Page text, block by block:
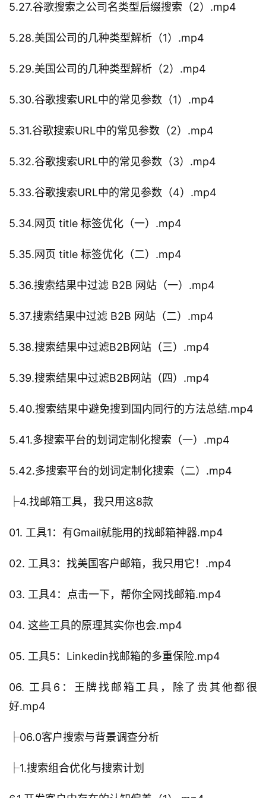
5.27.谷歌搜索之公司名类型后缀搜索（2）.mp4
5.28.美国公司的几种类型解析（1）.mp4
5.29.美国公司的几种类型解析（2）.mp4
5.30.谷歌搜索URL中的常见参数（1）.mp4
5.31.谷歌搜索URL中的常见参数（2）.mp4
5.32.谷歌搜索URL中的常见参数（3）.mp4
5.33.谷歌搜索URL中的常见参数（4）.mp4
5.34.网页 title 标签优化（一）.mp4
5.35.网页 title 标签优化（二）.mp4
5.36.搜索结果中过滤 B2B 网站（一）.mp4
5.37.搜索结果中过滤 B2B 网站（二）.mp4
5.38.搜索结果中过滤B2B网站（三）.mp4
5.39.搜索结果中过滤B2B网站（四）.mp4
5.40.搜索结果中避免搜到国内同行的方法总结.mp4
5.41.多搜索平台的划词定制化搜索（一）.mp4
5.42.多搜索平台的划词定制化搜索（二）.mp4
├4.找邮箱工具，我只用这8款
01. 工具1：有Gmail就能用的找邮箱神器.mp4
02. 工具3：找美国客户邮箱，我只用它！.mp4
03. 工具4：点击一下，帮你全网找邮箱.mp4
04. 这些工具的原理其实你也会.mp4
05. 工具5：Linkedin找邮箱的多重保险.mp4
06. 工具6：王牌找邮箱工具，除了贵其他都很
好.mp4
├06.0客户搜索与背景调查分析
├1.搜索组合优化与搜索计划